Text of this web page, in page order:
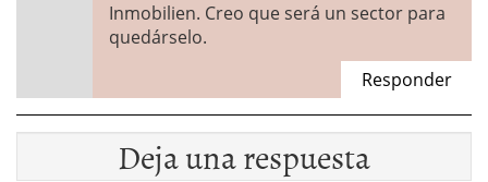
Inmobilien. Creo que será un sector para
quedárselo.
Responder
Deja una respuesta